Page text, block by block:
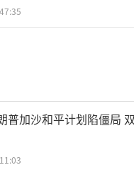
普加沙和平计划陷僵局 双